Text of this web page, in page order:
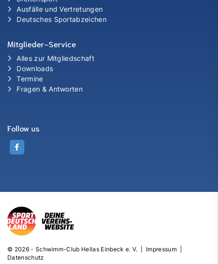
Ausfälle und Vertretungen
Deutsches Sportabzeichen
Mitglieder-Service
Alles zur Mitgliedschaft
Downloads
Termine
Fragen & Antworten
Follow us
© 2026 - Schwimm-Club Hellas Einbeck e. V. | Impressum|
Datenschutz